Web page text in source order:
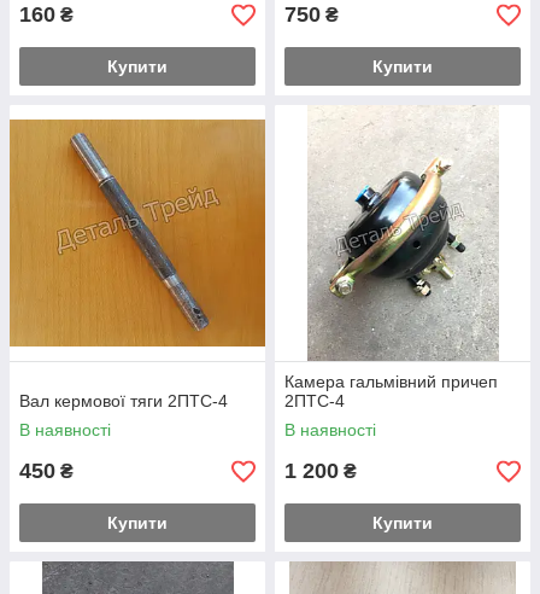
160 ₴
Купити
750 ₴
Купити
Вал кермової тяги 2ПТС-4
В наявності
450 ₴
Купити
Камера гальмівний причеп
2ПТС-4
В наявності
1 200 ₴
Купити